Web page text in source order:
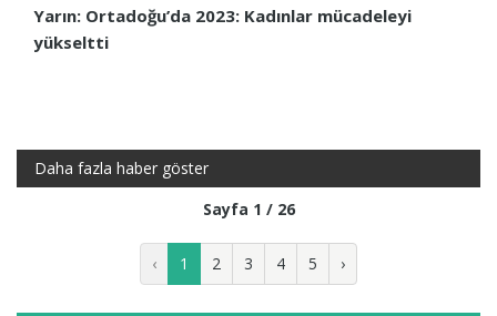
Yarın: Ortadoğu’da 2023: Kadınlar mücadeleyi
yükseltti
Daha fazla haber göster
Sayfa 1 / 26
‹ 1 2 3 4 5 ›